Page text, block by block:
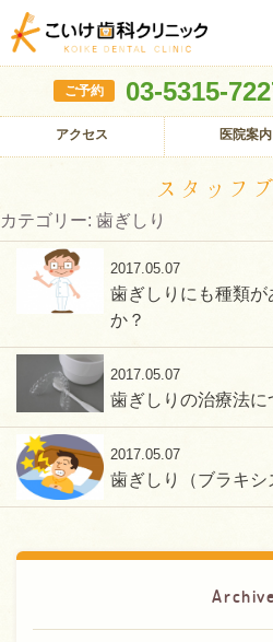
ご予約 03-5315-
アクセス 医院案内
スタッフ
カテゴリー: 歯ぎしり
2017.05.07
歯ぎしりにも種類
か？
2017.05.07
歯ぎしりの治療法に
2017.05.07
歯ぎしり（ブラキ
Archive